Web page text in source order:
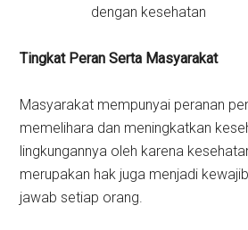
dengan kesehatan
Tingkat Peran Serta Masyarakat
Masyarakat mempunyai peranan
memelihara dan meningkatkan
lingkungannya oleh karena
merupakan hak juga menjadi
jawab setiap orang.